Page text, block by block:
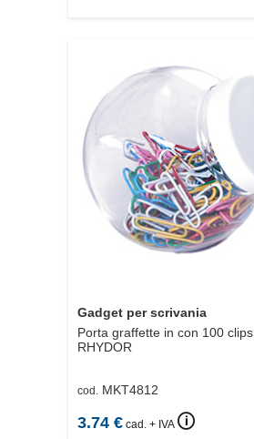
Gadget per scrivania
Porta graffette in con 100 clips
RHYDOR
cod. MKT4812
3.74 € cad. + IVA 🛈